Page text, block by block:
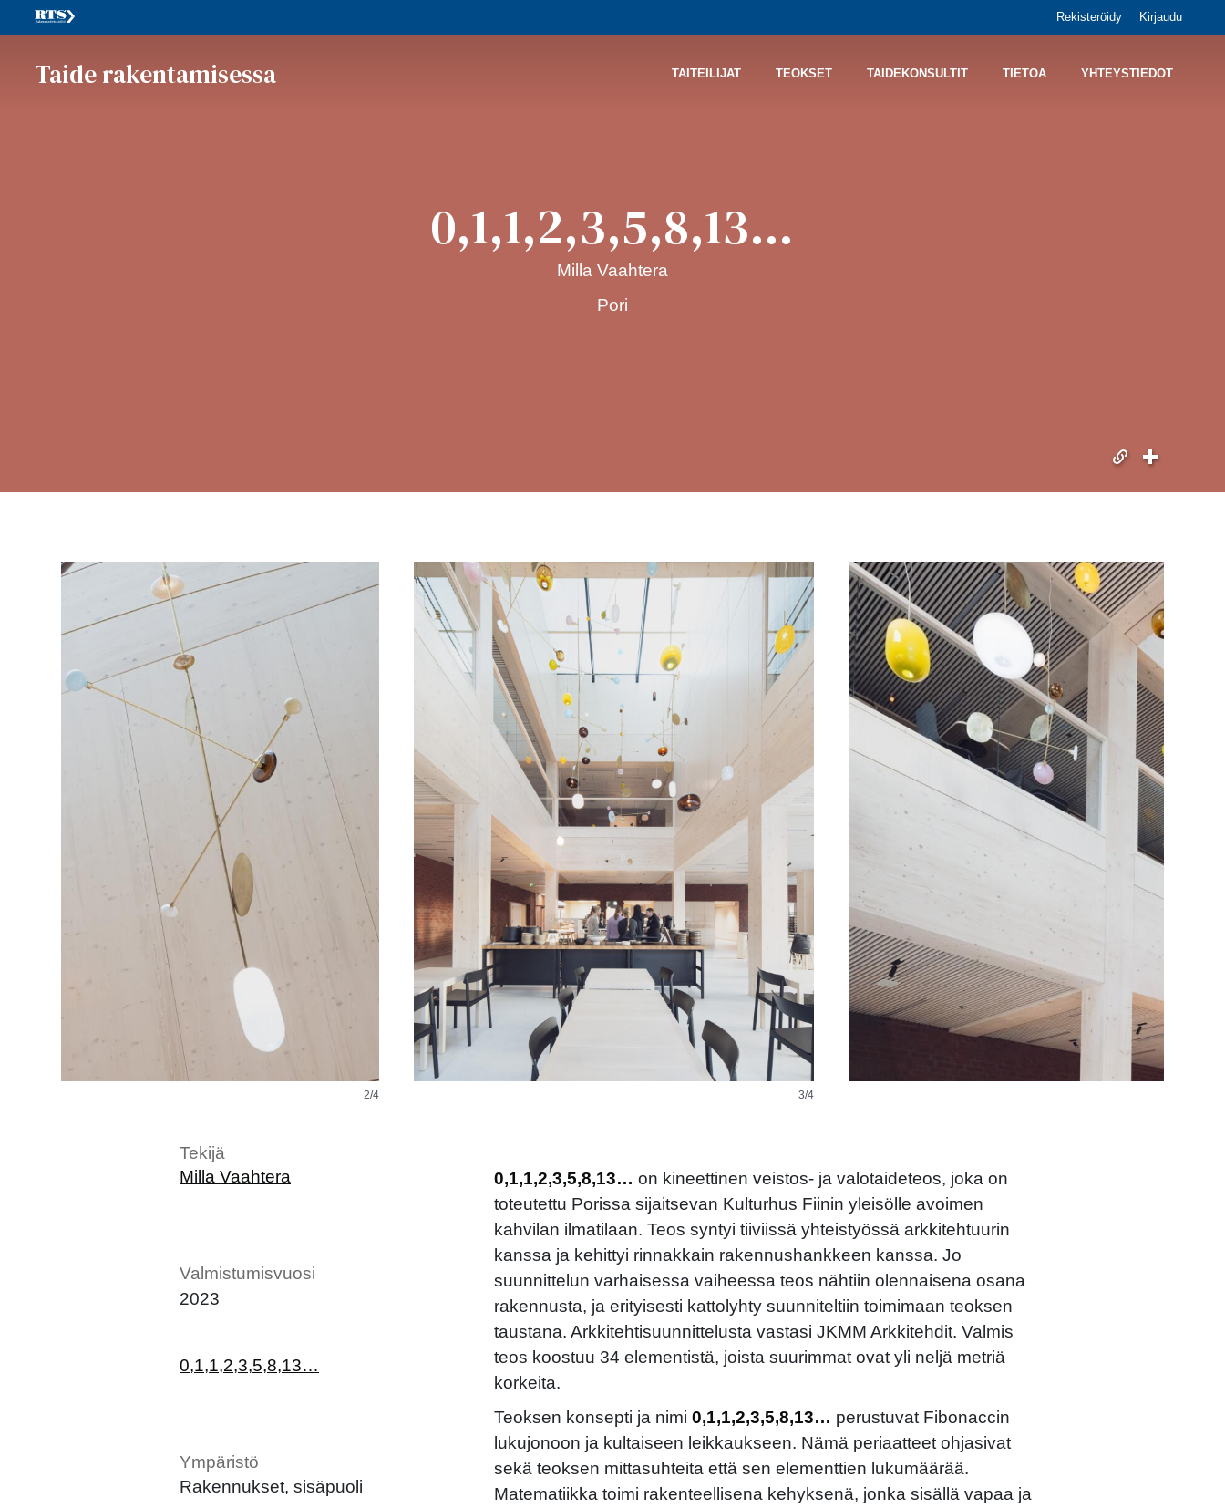
Rekisteröidy Kirjaudu
Taide rakentamisessa TAITEILIJAT TEOKSET TAIDEKONSULTIT TIETOA YHTEYSTIEDOT
0,1,1,2,3,5,8,13…
Milla Vaahtera
Pori
2/4 3/4
Tekijä
Milla Vaahtera
Valmistumisvuosi
2023
0,1,1,2,3,5,8,13…
Ympäristö
Rakennukset, sisäpuoli
0,1,1,2,3,5,8,13… on kineettinen veistos- ja valotaideteos, joka on
toteutettu Porissa sijaitsevan Kulturhus Fiinin yleisölle avoimen
kahvilan ilmatilaan. Teos syntyi tiiviissä yhteistyössä arkkitehtuurin
kanssa ja kehittyi rinnakkain rakennushankkeen kanssa. Jo
suunnittelun varhaisessa vaiheessa teos nähtiin olennaisena osana
rakennusta, ja erityisesti kattolyhty suunniteltiin toimimaan teoksen
taustana. Arkkitehtisuunnittelusta vastasi JKMM Arkkitehdit. Valmis
teos koostuu 34 elementistä, joista suurimmat ovat yli neljä metriä
korkeita.
Teoksen konsepti ja nimi 0,1,1,2,3,5,8,13… perustuvat Fibonaccin
lukujonoon ja kultaiseen leikkaukseen. Nämä periaatteet ohjasivat
sekä teoksen mittasuhteita että sen elementtien lukumäärää.
Matematiikka toimi rakenteellisena kehyksenä, jonka sisällä vapaa ja